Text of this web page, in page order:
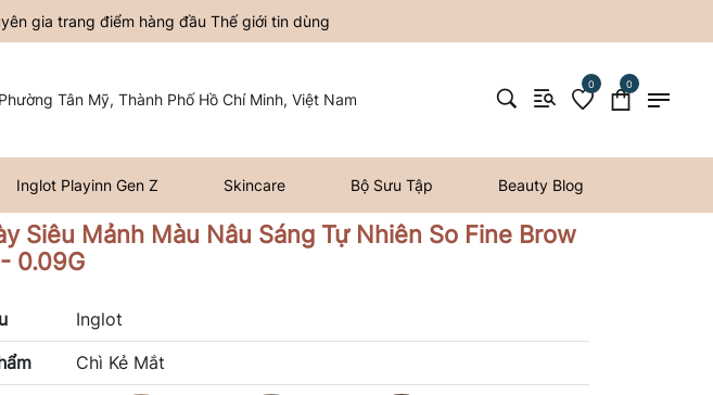
gia trang điểm hàng đầu Thế giới tin dùng
Tân Mỹ, Thành Phố Hồ Chí Minh, Việt Nam
0 0
Inglot Playinn Gen Z Skincare Bộ Sưu Tập Beauty Blog
Siêu Mảnh Màu Nâu Sáng Tự Nhiên So Fine Brow
0.09G
Inglot
Chì Kẻ Mắt